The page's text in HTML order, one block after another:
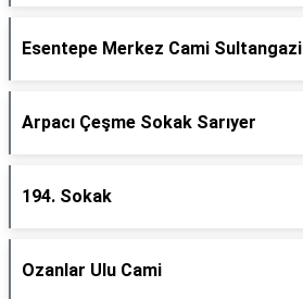
Esentepe Merkez Cami Sultangazi
Arpacı Çeşme Sokak Sarıyer
194. Sokak
Ozanlar Ulu Cami